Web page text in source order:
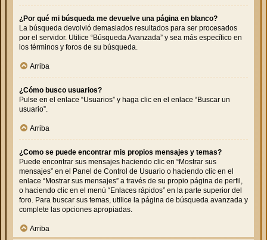
¿Por qué mi búsqueda me devuelve una página en blanco?
La búsqueda devolvió demasiados resultados para ser procesados
por el servidor. Utilice “Búsqueda Avanzada” y sea más específico en
los términos y foros de su búsqueda.
Arriba
¿Cómo busco usuarios?
Pulse en el enlace “Usuarios” y haga clic en el enlace “Buscar un
usuario”.
Arriba
¿Como se puede encontrar mis propios mensajes y temas?
Puede encontrar sus mensajes haciendo clic en “Mostrar sus
mensajes” en el Panel de Control de Usuario o haciendo clic en el
enlace “Mostrar sus mensajes” a través de su propio página de perfil,
o haciendo clic en el menú “Enlaces rápidos” en la parte superior del
foro. Para buscar sus temas, utilice la página de búsqueda avanzada y
complete las opciones apropiadas.
Arriba